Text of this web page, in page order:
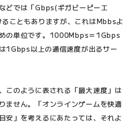
どでは「Gbps(ギガビーピーエ
こともありますが、これはMbbsよ
の単位です。1000Mbps＝1Gbps
1Gbps以上の通信速度が出るサー
このように表される「最大速度」は
ません。「オンラインゲームを快適
安」を考えるにあたっては、それよ